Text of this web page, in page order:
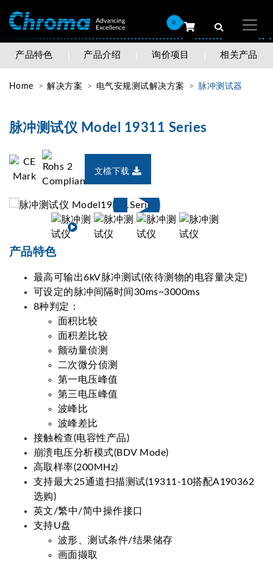
0
产品特色 产品介绍 询价项目 相关产品
Home 解决方案 电气安规测试解决方案 脉冲测试器
脉冲测试仪 Model 19311 Series
文檔下载
产品特色
最高可输出6kV脉冲测试(依待测物的电容量决定)
可设定的脉冲间隔时间30ms~3000ms
8种判定：
面积比较
面积差比较
颤动量侦测
二次微分侦测
第一电压峰值
第三电压峰值
波峰比
波峰差比
接触检查(电容性产品)
崩溃电压分析模式(BDV Mode)
高取样率(200MHz)
支持最大25通道扫描测试(19311-10搭配A190362
选购)
英文/繁中/简中操作接口
支持U盘
波形、测试条件/结果储存
画面撷取